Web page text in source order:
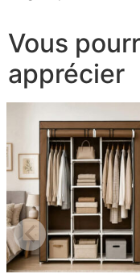
Vous
apprécier